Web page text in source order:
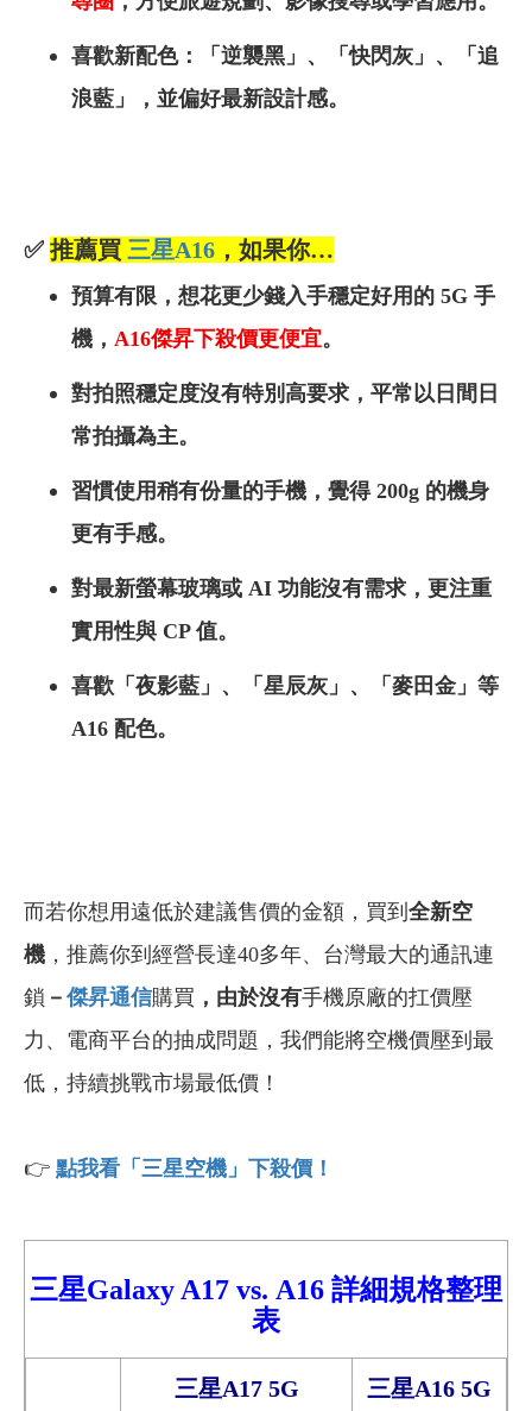
喜歡新配色：「逆襲黑」、「快閃灰」、「追
浪藍」，並偏好最新設計感。
✅ 推薦買 三星A16 ，如果你…
預算有限，想花更少錢入手穩定好用的 5G 手
機， A16傑昇下殺價更便宜。
對拍照穩定度沒有特別高要求，平常以日間日
常拍攝為主。
習慣使用稍有份量的手機，覺得 200g 的機身
更有手感。
對最新螢幕玻璃或 AI 功能沒有需求，更注重
實用性與 CP 值。
喜歡「夜影藍」、「星辰灰」、「麥田金」等
A16 配色。
而若你想用遠低於建議售價的金額，買到 全新空
機 ，推薦你到經營長達40多年、台灣最大的通訊連
鎖 － 傑昇通信購買 ，由於沒有手機原廠的扛價壓
力、電商平台的抽成問題，我們能將空機價壓到最
低，持續挑戰市場最低價！
👉 點我看「三星空機」下殺價！
三星Galaxy A17 vs. A16 詳細規格整理
表
三星A17 5G 三星A16 5G